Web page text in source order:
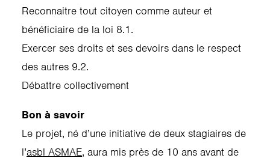
Reconnaitre tout citoyen comme auteur et
bénéficiaire de la loi 8.1.
Exercer ses droits et ses devoirs dans le respect
des autres 9.2.
Débattre collectivement
Bon à savoir
Le projet, né d’une initiative de deux stagiaires de
l’asbl ASMAE, aura mis près de 10 ans avant de